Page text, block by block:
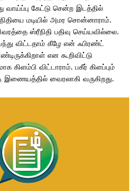
வாய்ப்பு கேட்டு சென்ற இடத்தில்
மடியில் அமர சொன்னாராம்.
ஸ்ரீநிதி பதிவு செய்யவில்லை.
விட்டதாம் கீழே என் ஃபிரண்ட்
என கூறிவிட்டு
கிளம்பி விட்டாராம். பகீர் கிளப்பும்
இணையத்தில் வைரலாகி வருகிறது.